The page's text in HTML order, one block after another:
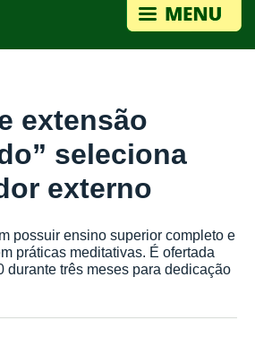
extensão
seleciona
externo
possuir ensino superior completo e
práticas meditativas. É ofertada
durante três meses para dedicação